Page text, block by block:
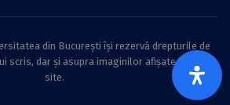
din București își rezervă drepturile de
scris, dar și asupra imaginilor afișate pe acest
site.